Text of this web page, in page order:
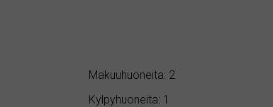
Makuuhuoneita: 2
Kylpyhuoneita: 1